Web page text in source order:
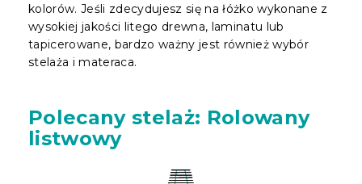
kolorów. Jeśli zdecydujesz się na łóżko wykonane z
wysokiej jakości litego drewna, laminatu lub
tapicerowane, bardzo ważny jest również wybór
stelaża i materaca.
Polecany stelaż: Rolowany
listwowy